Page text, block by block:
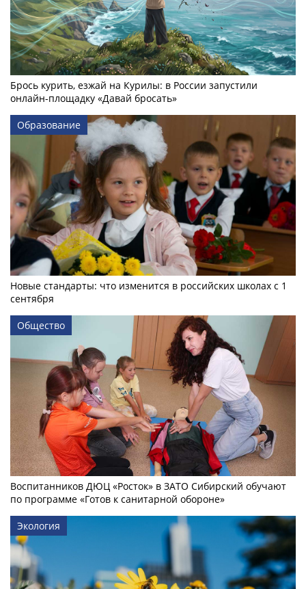
Брось курить, езжай на Курилы: в России запустили
онлайн-­площадку «Давай бросать»
Образование
Новые стандарты: что изменится в российских школах с 1
сентября
Общество
Воспитанников ДЮЦ «Росток» в ЗАТО Сибирский обучают
по программе «Готов к санитарной обороне»
Экология